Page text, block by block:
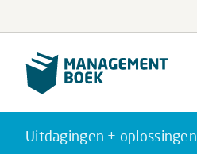
Uitdagingen + oplossingen